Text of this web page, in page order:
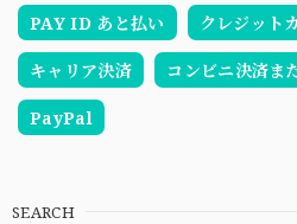
PAY ID あと払い
クレジット
キャリア決済 コンビニ決済
PayPal
SEARCH